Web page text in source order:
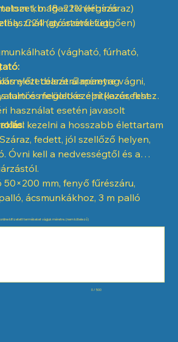
kb. 18–22% (légszáraz)
C24 (gyártótól függően)
magas teherbírás
szerkezeti
(vágható, fúrható,
alapanyag
tartós megoldás építkezésekhez
előtt célszerű méretre vágni,
és felületkezelni (lazúr, festék,
használat esetén javasolt
kezelni a hosszabb élettartam
fedett, jól szellőző helyen,
Óvni kell a nedvességtől és a
50×200 mm, fenyő fűrészáru,
ácsmunkákhoz, 3 m palló
kifizetett termékeket vágjuk méretre. (nem kötelező)
0 / 500